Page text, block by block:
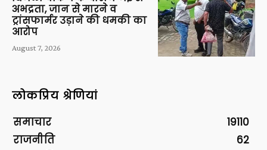
अभद्रता, जान से मारने व
ट्रांसफार्मर उड़ाने की धमकी का
आरोप
August 7, 2026
लोकप्रिय श्रेणियां
समाचार
19110
राजनीति
62